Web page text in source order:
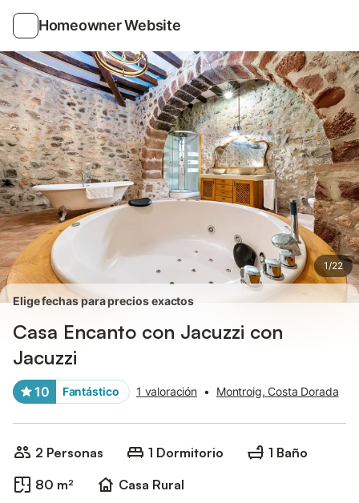
Homeowner Website
1/22
Fotos Servicios Valoraciones
Elige fechas para precios exactos
Casa Encanto con Jacuzzi con
Jacuzzi
10 Fantástico 1 valoración • Montroig, Costa Dorada
2 Personas 1 Dormitorio
1 Baño
80 m²
Casa Rural